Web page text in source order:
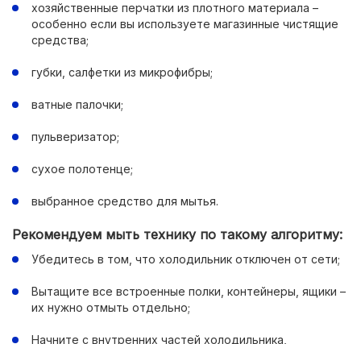
хозяйственные перчатки из плотного материала –
особенно если вы используете магазинные чистящие
средства;
губки, салфетки из микрофибры;
ватные палочки;
пульверизатор;
сухое полотенце;
выбранное средство для мытья.
Рекомендуем мыть технику по такому алгоритму:
Убедитесь в том, что холодильник отключен от сети;
Вытащите все встроенные полки, контейнеры, ящики –
их нужно отмыть отдельно;
Начните с внутренних частей холодильника,